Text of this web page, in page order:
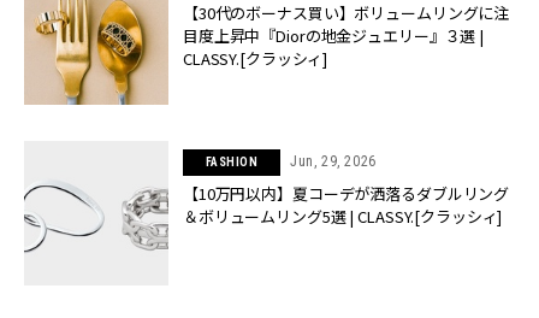
【30代のボーナス買い】ボリュームリングに注
目度上昇中『Diorの地金ジュエリー』３選 |
CLASSY.[クラッシィ]
FASHION Jun, 29, 2026
【10万円以内】夏コーデが洒落るダブルリング
＆ボリュームリング5選 | CLASSY.[クラッシィ]